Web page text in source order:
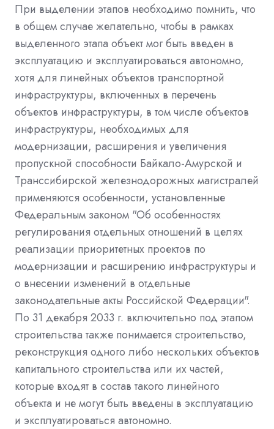
При выделении этапов необходимо помнить, что
в общем случае желательно, чтобы в рамках
выделенного этапа объект мог быть введен в
эксплуатацию и эксплуатироваться автономно,
хотя для линейных объектов транспортной
инфраструктуры, включенных в перечень
объектов инфраструктуры, в том числе объектов
инфраструктуры, необходимых для
модернизации, расширения и увеличения
пропускной способности Байкало-Амурской и
Транссибирской железнодорожных магистралей
применяются особенности, установленные
Федеральным законом "Об особенностях
регулирования отдельных отношений в целях
реализации приоритетных проектов по
модернизации и расширению инфраструктуры и
о внесении изменений в отдельные
законодательные акты Российской Федерации".
По 31 декабря 2033 г. включительно под этапом
строительства также понимается строительство,
реконструкция одного либо нескольких объектов
капитального строительства или их частей,
которые входят в состав такого линейного
объекта и не могут быть введены в эксплуатацию
и эксплуатироваться автономно.